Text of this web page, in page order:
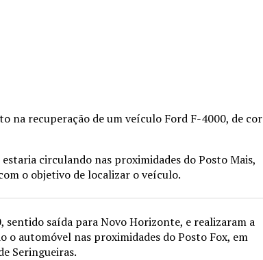
na recuperação de um veículo Ford F-4000, de cor
circulando nas proximidades do Posto Mais,
o objetivo de localizar o veículo.
saída para Novo Horizonte, e realizaram a
automóvel nas proximidades do Posto Fox, em
Seringueiras.